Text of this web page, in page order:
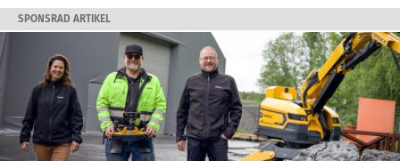
SPONSRAD ARTIKEL